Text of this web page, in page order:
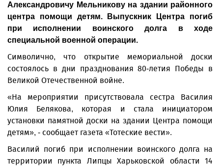
Александровичу Мельникову на здании районного
центра помощи детям. Выпускник Центра погиб
при исполнении воинского долга в ходе
специальной военной операции.
Символично, что открытие мемориальной доски
состоялось в дни празднования 80-летия Победы в
Великой Отечественной войне.
«На мероприятии присутствовала сестра Василия
Юлия Белякова, которая и стала инициатором
установки памятной доски на здании Центра помощи
детям», - сообщает газета «Тотеские вести».
Василий погиб при исполнении воинского долга на
территории пункта Липцы Харьковской области 14